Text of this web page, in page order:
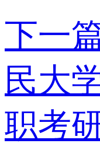
下一
民大
职考